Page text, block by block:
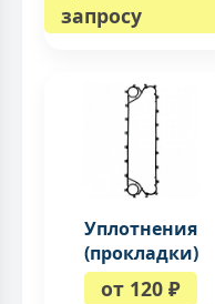
запросу
Уплотнения
(прокладки)
от 120 ₽